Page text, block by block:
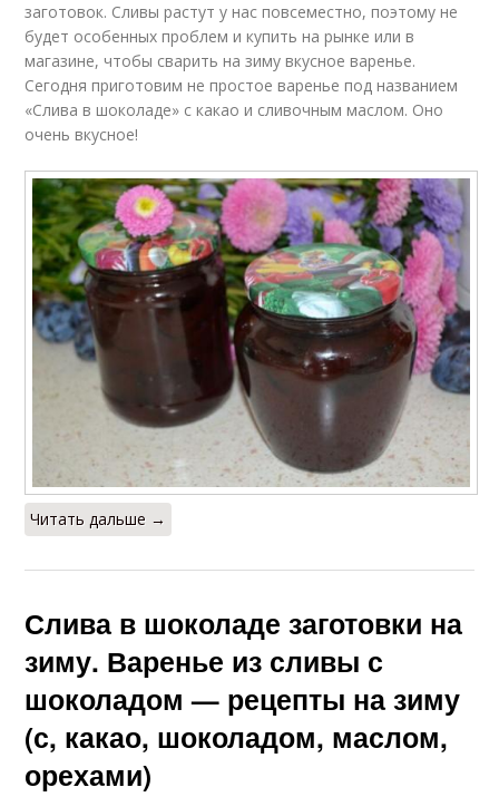
заготовок. Сливы растут у нас повсеместно, поэтому не
будет особенных проблем и купить на рынке или в
магазине, чтобы сварить на зиму вкусное варенье.
Сегодня приготовим не простое варенье под названием
«Слива в шоколаде» с какао и сливочным маслом. Оно
очень вкусное!
Читать дальше →
Слива в шоколаде заготовки на
зиму. Варенье из сливы с
шоколадом — рецепты на зиму
(с, какао, шоколадом, маслом,
орехами)